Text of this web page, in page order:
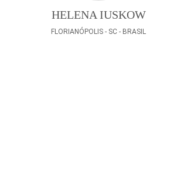
HELENA IUSKOW
FLORIANÓPOLIS - SC - BRASIL